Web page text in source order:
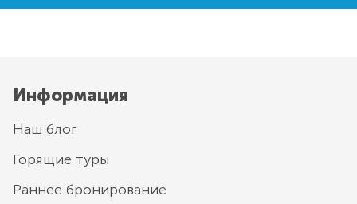
Информация
Наш блог
Горящие туры
Раннее бронирование